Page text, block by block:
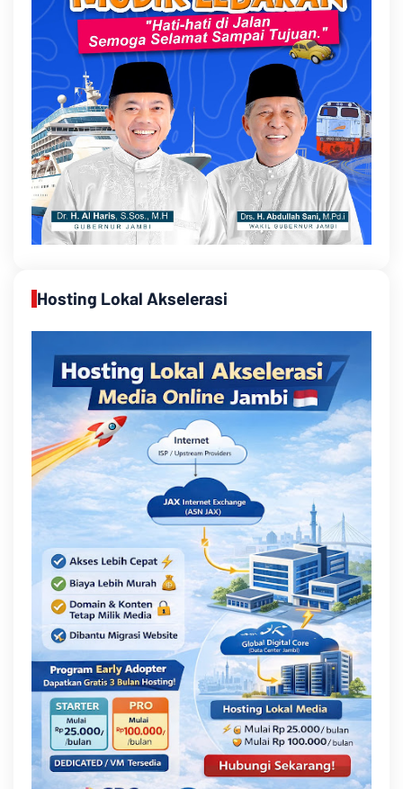
Hosting Lokal Akselerasi